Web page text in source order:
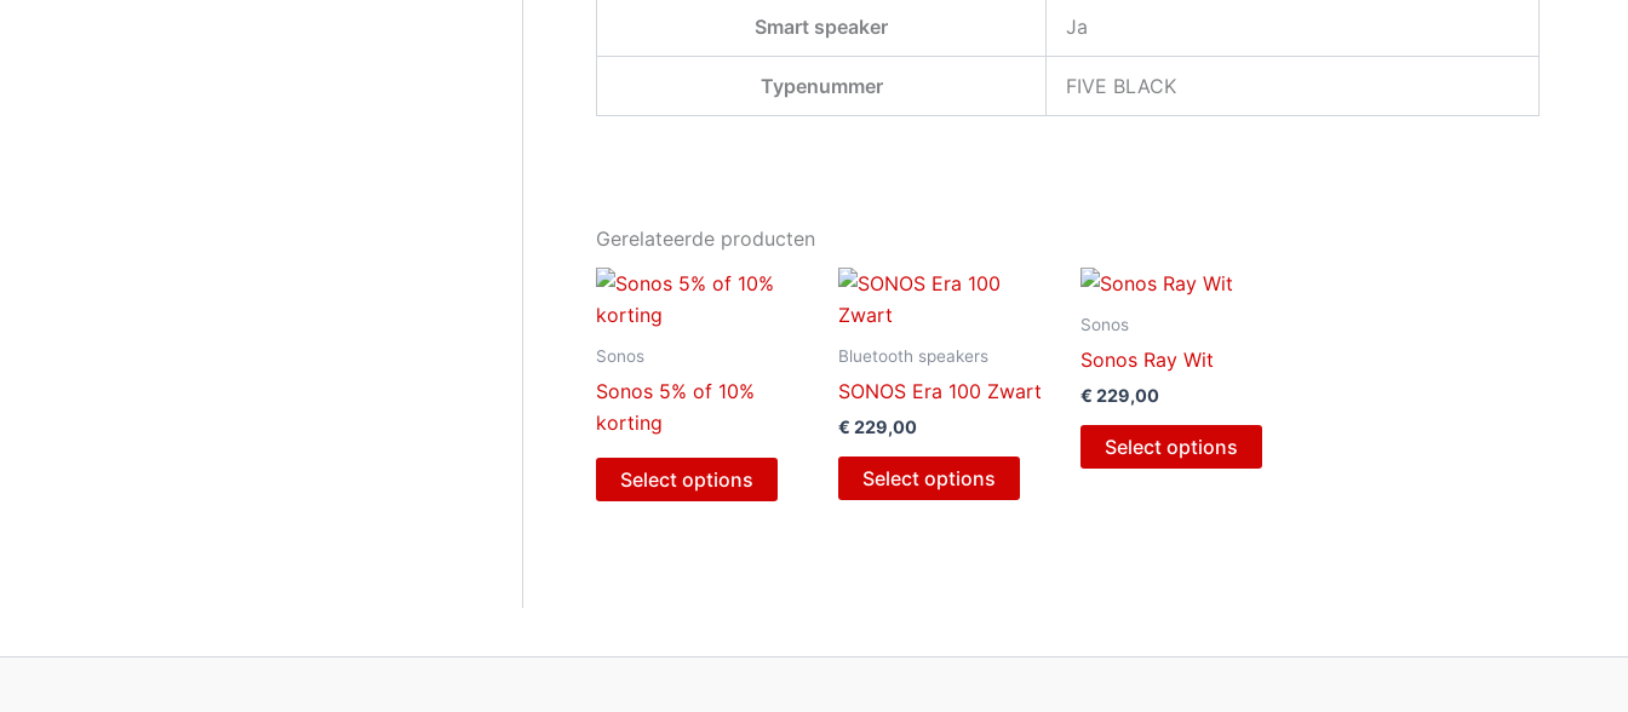
Smart speaker Ja
Typenummer FIVE BLACK
Gerelateerde producten
Sonos
Sonos 5% of 10%
korting
Select options
Bluetooth speakers
SONOS Era 100 Zwart
€ 229,00
Select options
Sonos
Sonos Ray Wit
€ 229,00
Select options